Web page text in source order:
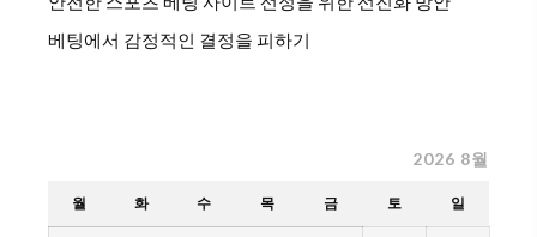
베팅에서 감정적인 결정을 피하기
2026 8월
월 화 수 목 금 토 일